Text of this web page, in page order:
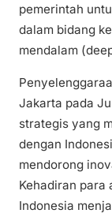
pemerintah
dalam bidang
mendalam
Jakarta pada
strategis yang
dengan
mendorong
Kehadiran para
Indonesia